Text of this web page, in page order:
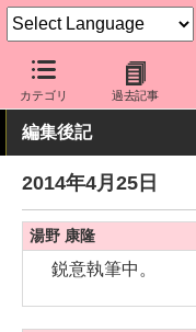
カテゴリ 過去記事
ケータイ Watch 業界動向
編集後記
2014年4月25日
湯野 康隆
鋭意執筆中。